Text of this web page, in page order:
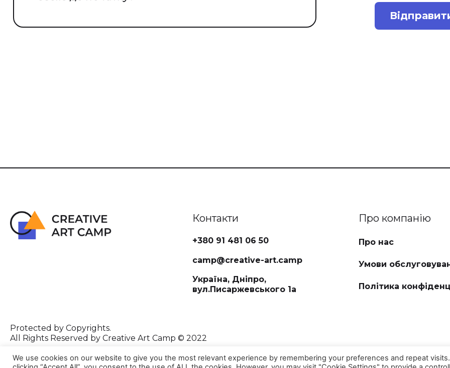
Контакти
+380 91 481 06 50
camp@creative-art.camp
Україна, Дніпро,
вул.Писаржевського 1а
Про компанію
Про нас
Умови
Політика
Protected by Copyrights.
All Rights Reserved by Creative Art Camp © 2022
We use cookies on our website to give you the most relevant experience by remembering your preferences and repeat